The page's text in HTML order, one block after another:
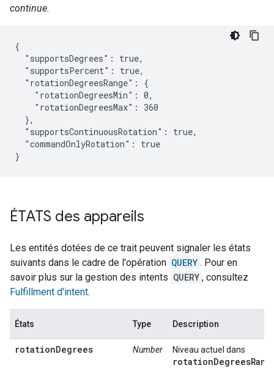
continue.
{
  "supportsDegrees": true,
  "supportsPercent": true,
  "rotationDegreesRange": {
    "rotationDegreesMin": 0,
    "rotationDegreesMax": 360
  },
  "supportsContinuousRotation": true,
  "commandOnlyRotation": true
}
ÉTATS des appareils
Les entités dotées de ce trait peuvent signaler les états
suivants dans le cadre de l'opération QUERY . Pour en
savoir plus sur la gestion des intents QUERY , consultez
Fulfillment d'intent.
États Type Description
rotationDegrees Number Niveau actuel dans